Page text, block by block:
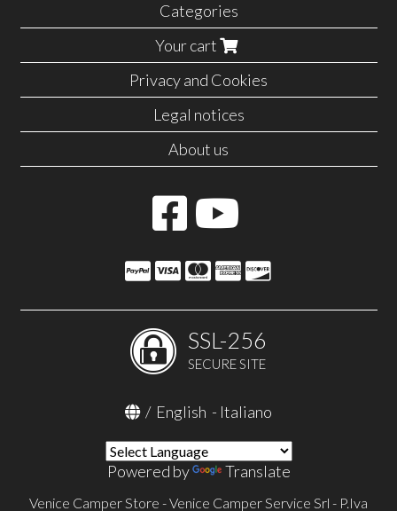
Categories
Your cart
Privacy and Cookies
Legal notices
About us
SSL-256
SECURE SITE
/ English - Italiano
Powered by Translate
Venice Camper Store - Venice Camper Service Srl - P.Iva